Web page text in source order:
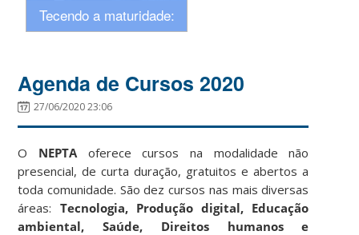
Tecendo a maturidade:
artesanato da vida
Agenda de Cursos 2020
27/06/2020 23:06
O NEPTA oferece cursos na modalidade não
presencial, de curta duração, gratuitos e abertos a
toda comunidade. São dez cursos nas mais diversas
áreas: Tecnologia, Produção digital, Educação
ambiental, Saúde, Direitos humanos e